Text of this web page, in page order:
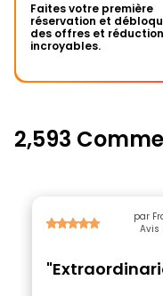
Faites votre première
réservation et
des offres et
incroyables.
2,593
par
Avis